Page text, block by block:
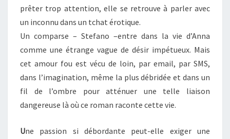
prêter trop attention, elle se retrouve à parler avec
un inconnu dans un tchat érotique.
Un comparse – Stefano –entre dans la vie d’Anna
comme une étrange vague de désir impétueux. Mais
cet amour fou est vécu de loin, par email, par SMS,
dans l’imagination, même la plus débridée et dans un
fil de l’ombre pour atténuer une telle liaison
dangereuse là où ce roman raconte cette vie.
Une passion si débordante peut-elle exiger une